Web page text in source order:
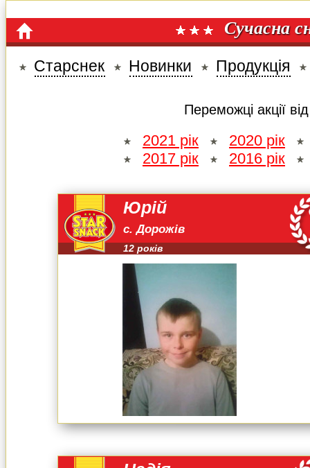
Сучасна
Старснек Новинки Продукція
Переможці акції
2021 рік
2020 рік
2017 рік
2016 рік
Юрій
с. Дорожів
12 років